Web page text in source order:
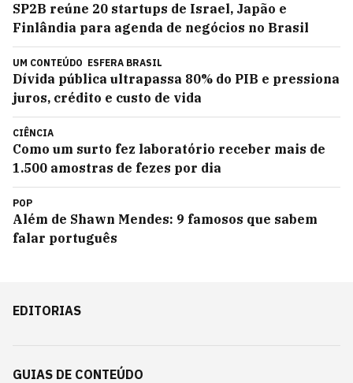
SP2B reúne 20 startups de Israel, Japão e
Finlândia para agenda de negócios no Brasil
UM CONTEÚDO ESFERA BRASIL
Dívida pública ultrapassa 80% do PIB e pressiona
juros, crédito e custo de vida
CIÊNCIA
Como um surto fez laboratório receber mais de
1.500 amostras de fezes por dia
POP
Além de Shawn Mendes: 9 famosos que sabem
falar português
EDITORIAS
GUIAS DE CONTEÚDO